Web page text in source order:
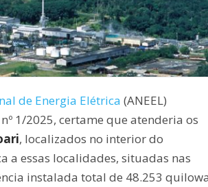
de Energia Elétrica (ANEEL)
1/2025, certame que atenderia os
, localizados no interior do
a essas localidades, situadas nas
instalada total de 48.253